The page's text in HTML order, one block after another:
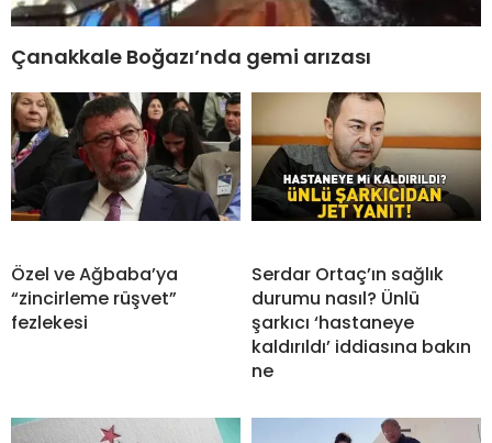
Çanakkale Boğazı’nda gemi arızası
Özel ve Ağbaba’ya
“zincirleme rüşvet”
fezlekesi
Serdar Ortaç’ın sağlık
durumu nasıl? Ünlü
şarkıcı ‘hastaneye
kaldırıldı’ iddiasına bakın
ne